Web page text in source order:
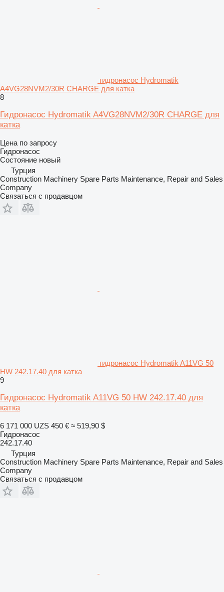
гидронасос Hydromatik
A4VG28NVM2/30R CHARGE для катка
8
Гидронасос Hydromatik A4VG28NVM2/30R CHARGE для
катка
Цена по запросу
Гидронасос
Состояние новый
Турция
Construction Machinery Spare Parts Maintenance, Repair and Sales
Company
Связаться с продавцом
гидронасос Hydromatik A11VG 50
HW 242.17.40 для катка
9
Гидронасос Hydromatik A11VG 50 HW 242.17.40 для
катка
6 171 000 UZS 450 € ≈ 519,90 $
Гидронасос
242.17.40
Турция
Construction Machinery Spare Parts Maintenance, Repair and Sales
Company
Связаться с продавцом